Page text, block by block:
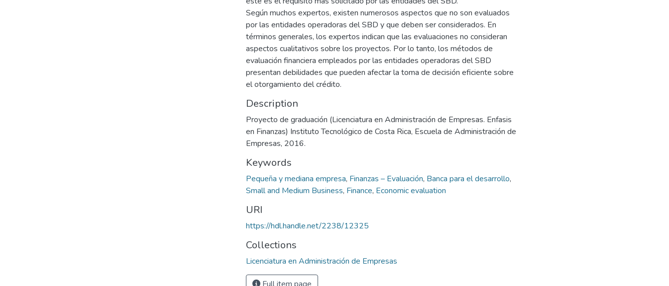
Según muchos expertos, existen numerosos aspectos que no son evaluados
por las entidades operadoras del SBD y que deben ser considerados. En
términos generales, los expertos indican que las evaluaciones no consideran
aspectos cualitativos sobre los proyectos. Por lo tanto, los métodos de
evaluación financiera empleados por las entidades operadoras del SBD
presentan debilidades que pueden afectar la toma de decisión eficiente sobre
el otorgamiento del crédito.
Description
Proyecto de graduación (Licenciatura en Administración de Empresas. Enfasis
en Finanzas) Instituto Tecnológico de Costa Rica, Escuela de Administración de
Empresas, 2016.
Keywords
Pequeña y mediana empresa, Finanzas – Evaluación, Banca para el desarrollo,
Small and Medium Business, Finance, Economic evaluation
URI
https://hdl.handle.net/2238/12325
Collections
Licenciatura en Administración de Empresas